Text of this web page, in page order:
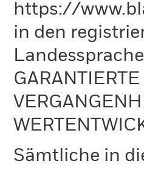
https://
in den
Sämtliche in